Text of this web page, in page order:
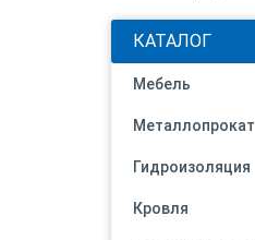
КАТАЛОГ
Мебель
Металлопрокат
Гидроизоляция
Кровля